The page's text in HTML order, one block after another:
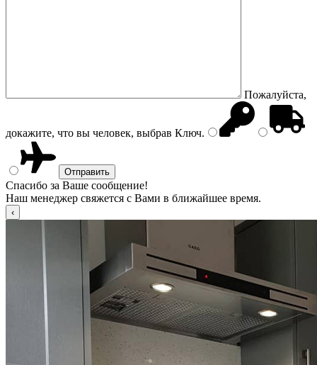
Пожалуйста,
докажите, что вы человек, выбрав Ключ.
Спасибо за Ваше сообщение!
Наш менеджер свяжется с Вами в ближайшее время.